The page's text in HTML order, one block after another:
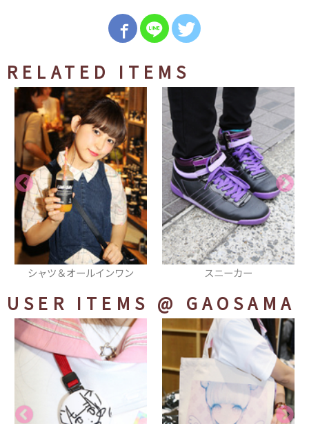
RELATED ITEMS
スニーカー イヤーマフ
USER ITEMS @ GAOSAMA